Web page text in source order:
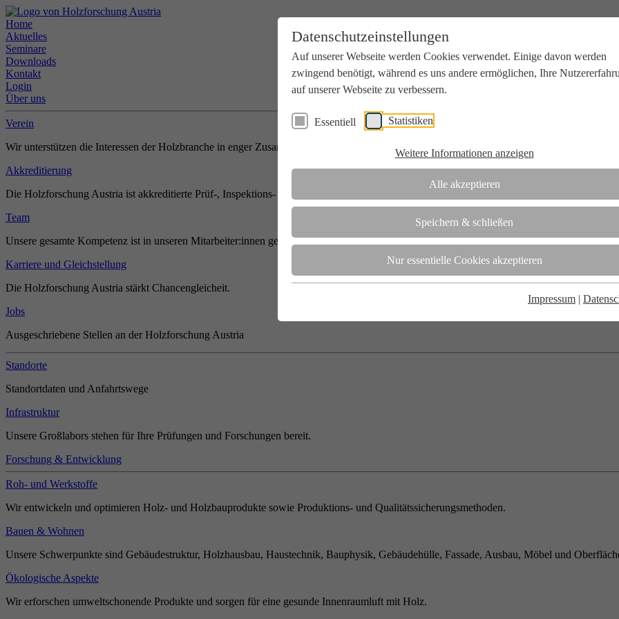
Datenschutzeinstellungen
Auf unserer Webseite werden Cookies verwendet. Einige davon werden
zwingend benötigt, während es uns andere ermöglichen, Ihre
auf unserer Webseite zu verbessern.
Essentiell Statistiken
Weitere Informationen anzeigen
Alle akzeptieren
Speichern & schließen
Nur essentielle Cookies akzeptieren
Impressum |
Home
Aktuelles
Seminare
Downloads
Kontakt
Login
Über uns
Verein
Wir unterstützen die Interessen der Holzbranche in enger Zusammenarbeit mit Wissenschaft und Wirtschaft.
Akkreditierung
Die Holzforschung Austria ist akkreditierte Prüf-, Inspektions- und Zertifizierungsstelle.
Team
Unsere gesamte Kompetenz ist in unseren Mitarbeiter:innen gebündelt
Karriere und Gleichstellung
Die Holzforschung Austria stärkt Chancengleicheit.
Jobs
Ausgeschriebene Stellen an der Holzforschung Austria
Standorte
Standortdaten und Anfahrtswege
Infrastruktur
Unsere Großlabors stehen für Ihre Prüfungen und Forschungen bereit.
Forschung & Entwicklung
Roh- und Werkstoffe
Wir entwickeln und optimieren Holz- und Holzbauprodukte sowie Produktions- und Qualitätssicherungsmethoden.
Bauen & Wohnen
Unsere Schwerpunkte sind Gebäudestruktur, Holzhausbau, Haustechnik, Bauphysik, Gebäudehülle, Fassade, Ausbau, Möbel und
Ökologische Aspekte
Wir erforschen umweltschonende Produkte und sorgen für eine gesunde Innenraumluft mit Holz.